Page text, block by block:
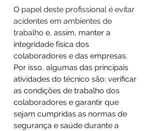
O papel deste profissional é evitar
acidentes em ambientes de
trabalho e, assim, manter a
integridade física dos
colaboradores e das empresas.
Por isso, algumas das principais
atividades do técnico são: verificar
as condições de trabalho dos
colaboradores e garantir que
sejam cumpridas as normas de
segurança e saúde durante a